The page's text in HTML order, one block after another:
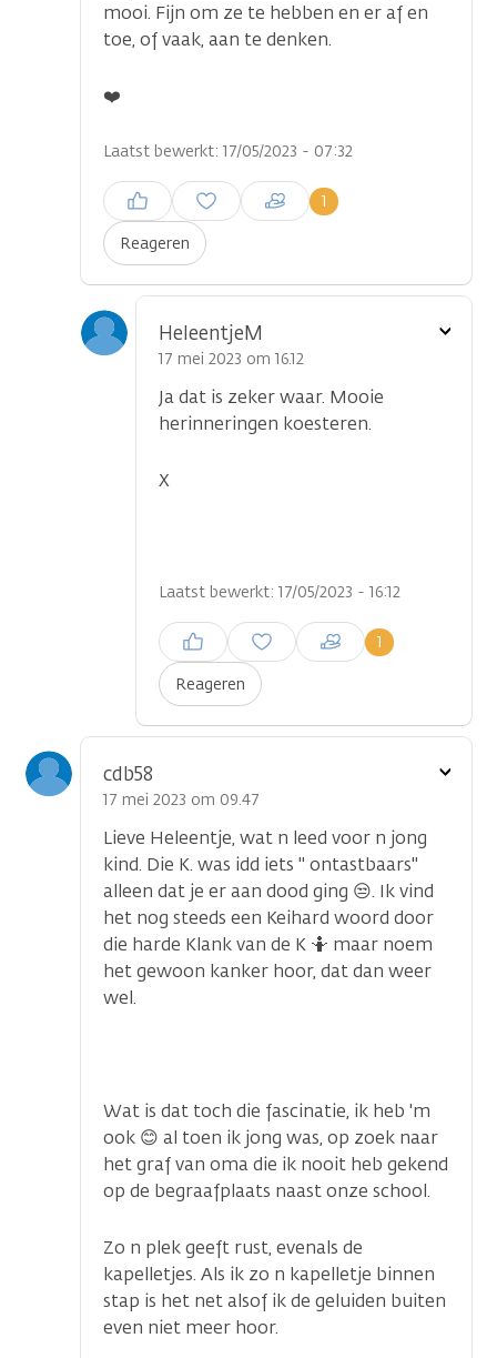
mooi. Fijn om ze te hebben en er af en
toe, of vaak, aan te denken.
❤️
Laatst bewerkt: 17/05/2023 - 07:32
Reageren
1
Inloggen om een reactie te
plaatsen
HeleentjeM
17 mei 2023 om 16.12
Ja dat is zeker waar. Mooie
herinneringen koesteren.
X
Laatst bewerkt: 17/05/2023 - 16:12
Reageren
1
Inloggen om een reactie te
plaatsen
Toon
cdb58
17 mei 2023 om 09.47
Lieve Heleentje, wat n leed voor n jong
kind. Die K. was idd iets " ontastbaars"
alleen dat je er aan dood ging 😒. Ik vind
het nog steeds een Keihard woord door
die harde Klank van de K 🤷 maar noem
het gewoon kanker hoor, dat dan weer
wel.
Wat is dat toch die fascinatie, ik heb 'm
ook 😊 al toen ik jong was, op zoek naar
het graf van oma die ik nooit heb gekend
op de begraafplaats naast onze school.
Zo n plek geeft rust, evenals de
kapelletjes. Als ik zo n kapelletje binnen
stap is het net alsof ik de geluiden buiten
even niet meer hoor.
Toon